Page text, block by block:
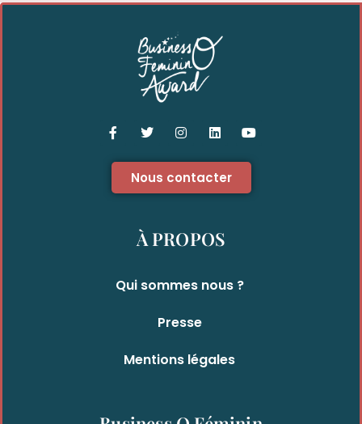
Nous contacter
À PROPOS
Qui sommes nous ?
Presse
Mentions légales